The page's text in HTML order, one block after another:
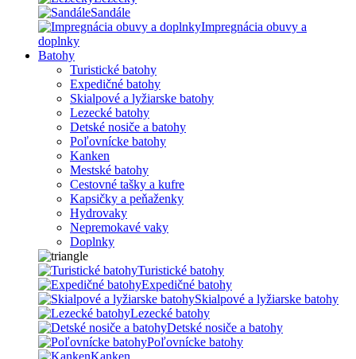
Sandále
Impregnácia obuvy a
doplnky
Batohy
Turistické batohy
Expedičné batohy
Skialpové a lyžiarske batohy
Lezecké batohy
Detské nosiče a batohy
Poľovnícke batohy
Kanken
Mestské batohy
Cestovné tašky a kufre
Kapsičky a peňaženky
Hydrovaky
Nepremokavé vaky
Doplnky
Turistické batohy
Expedičné batohy
Skialpové a lyžiarske batohy
Lezecké batohy
Detské nosiče a batohy
Poľovnícke batohy
Kanken